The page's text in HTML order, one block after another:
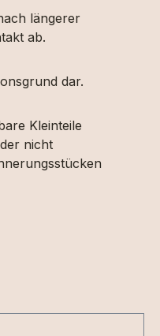
längerer
ab.
dar.
Kleinteile
nicht